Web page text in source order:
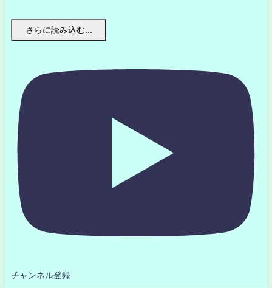
さらに読み込む...
チャンネル登録